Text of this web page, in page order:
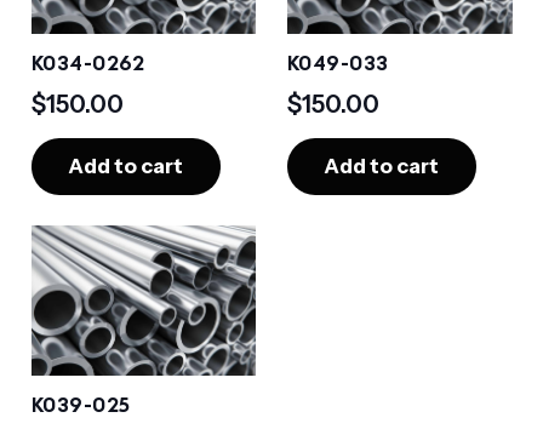
K034-0262
$150.00
Add to cart
K049-033
$150.00
Add to cart
K039-025